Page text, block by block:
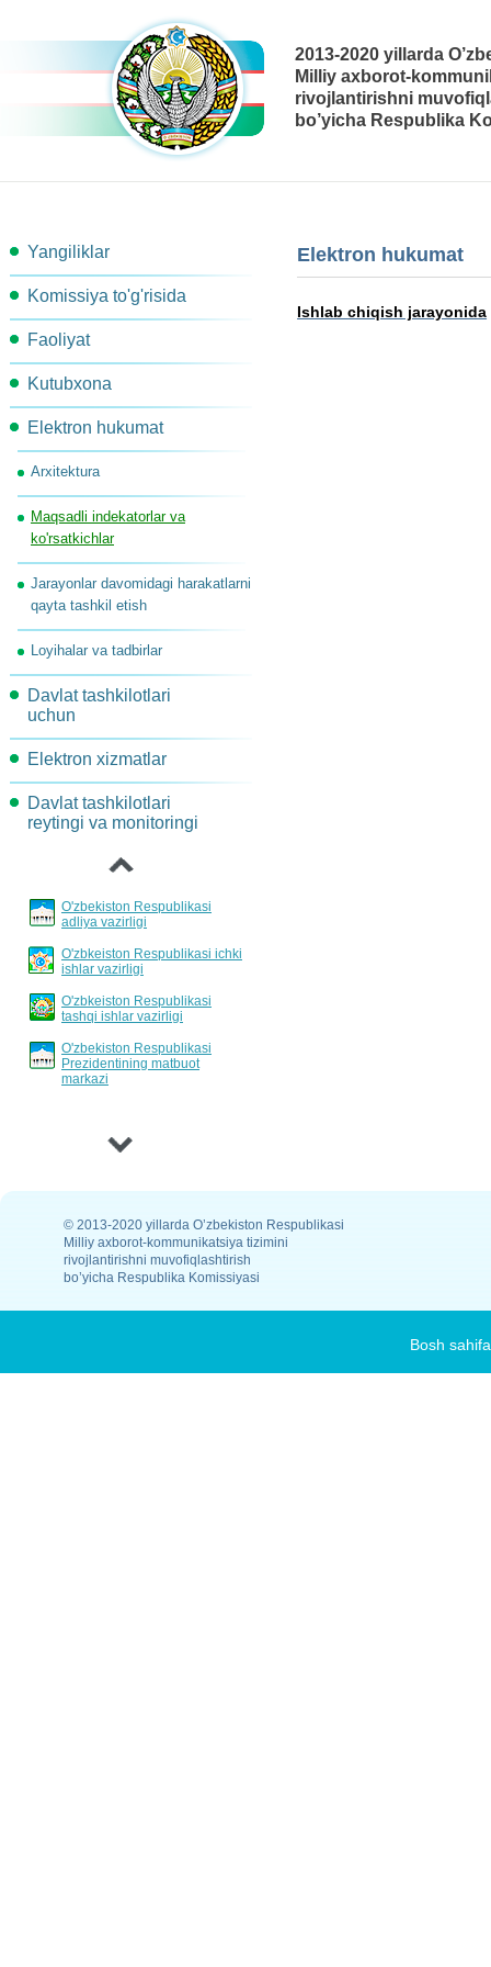
2013-2020 yillarda
Milliy axborot-
rivojlantirishni
bo’yicha Respublika
Yangiliklar
Komissiya to'g'risida
Komissiya tarkibi
Komissiya kotibiyati
Komissiya ishchi organlari
Bog'lanish
Komissiya topshiriqlari
Faoliyat
Ishchi guruhlar
Komissiya qarori
Ish rejasi
Kutubxona
Metodik materiallar
Me'yoriy-Huquqiy xujjatlar
Elektron hukumat
Arxitektura
Maqsadli indekatorlar va
ko'rsatkichlar
Jarayonlar davomidagi harakatlarni
qayta tashkil etish
Loyihalar va tadbirlar
Davlat tashkilotlari
uchun
AKT-rivojlantirish va joriy
etish yo'nalishlari
Davlat xizmatlarini
reglamentlash tartibi
Hisobotlar bo'yicha
invertarizatsiyalash tartibi
Elektron xizmatlar
Loyihalar xujjatlarini
muhokama qilish
Davlat tashkilotlari
reytingi va monitoringi
O'zbekiston Respublikasi
adliya vazirligi
O'zbkeiston Respublikasi ichki
ishlar vazirligi
O'zbkeiston Respublikasi
tashqi ishlar vazirligi
O'zbekiston Respublikasi
Prezidentining matbuot
markazi
‹
›
Elektron hukumat
Ishlab chiqish jarayonida
© 2013-2020 yillarda O’zbekiston Respublikasi
Milliy axborot-kommunikatsiya tizimini
rivojlantirishni muvofiqlashtirish
bo’yicha Respublika Komissiyasi
Bosh sahifa